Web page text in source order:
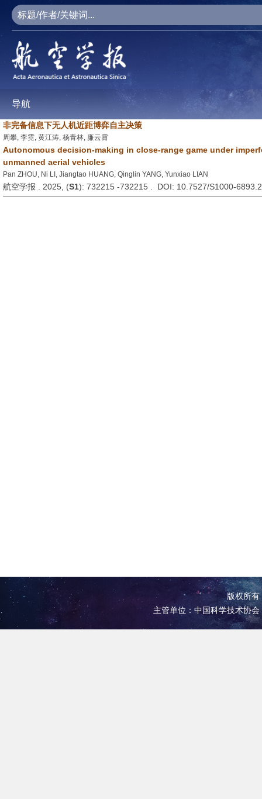
导航
非完备信息下无人机近距博弈自主决策
周攀, 李霓, 黄江涛, 杨青林, 廉云霄
Autonomous decision-making in close-range game under
unmanned aerial vehicles
Pan ZHOU, Ni LI, Jiangtao HUANG, Qinglin YANG, Yunxiao LIAN
航空学报 . 2025, (S1): 732215 -732215 . DOI: 10.7527/S1000-
版权所
主管单位：中国科学技术协